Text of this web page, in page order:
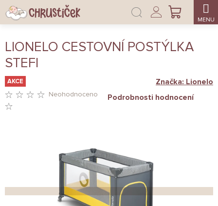
Přejít
na
obsah
NÁKUPNÍ
Přihlášení
LIONELO CESTOVNÍ POSTÝLKA
STEFI
AKCE
HVĚZDIČEK.
Neohodnoceno Podrobnosti hodnocení
Značka: Lionelo